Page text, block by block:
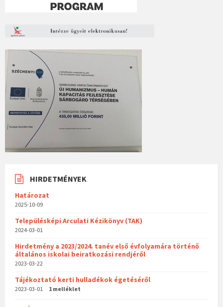
HIRDETMÉNYEK
Határozat
2025-10-09
Településképi Arculati Kézikönyv (TAK)
2024-03-01
Hirdetmény a 2023/2024. tanév első évfolyamára történő
általános iskolai beiratkozási rendjéről
2023-03-22
Tájékoztató kerti hulladékok égetéséről
2023-03-01 1 melléklet